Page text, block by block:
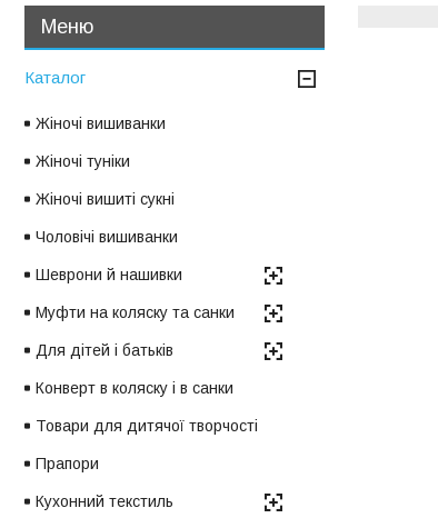
Каталог
Жіночі вишиванки
Жіночі туніки
Жіночі вишиті сукні
Чоловічі вишиванки
Шеврони й нашивки
Муфти на коляску та санки
Для дітей і батьків
Конверт в коляску і в санки
Товари для дитячої творчості
Прапори
Кухонний текстиль